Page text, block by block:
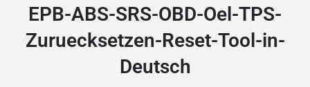
EPB-ABS-SRS-OBD-Oel-TPS-
Zuruecksetzen-Reset-Tool-in-
Deutsch